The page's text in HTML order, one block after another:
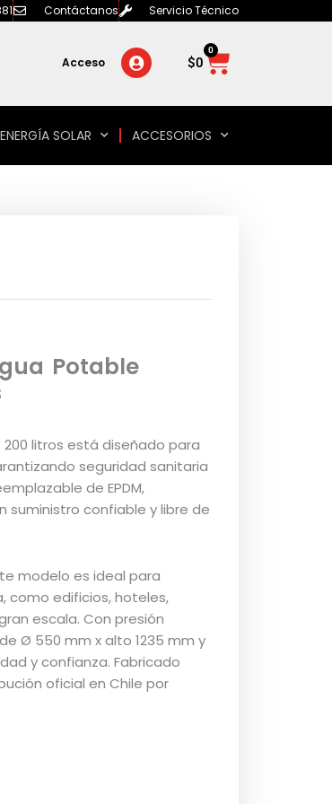
Contáctanos Servicio Técnico
Acceso $0
0
Carrito
ENERGÍA SOLAR ACCESORIOS
Potable
200 litros está diseñado para
seguridad sanitaria
de EPDM,
suministro confiable y libre de
modelo es ideal para
como edificios, hoteles,
escala. Con presión
Ø 550 mm x alto 1235 mm y
y confianza. Fabricado
oficial en Chile por